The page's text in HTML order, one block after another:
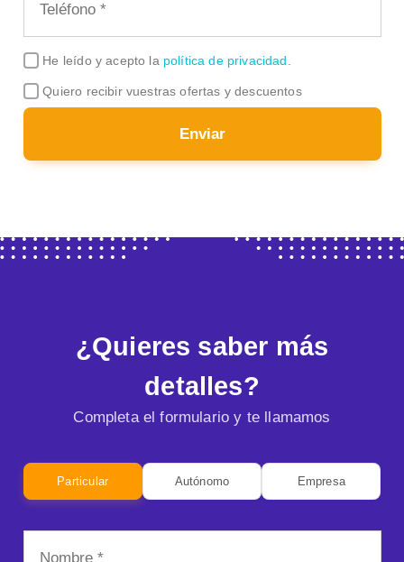
He leído y acepto la política de privacidad.
Quiero recibir vuestras ofertas y descuentos
Enviar
¿Quieres saber más
detalles?
Completa el formulario y te llamamos
Particular Autónomo Empresa